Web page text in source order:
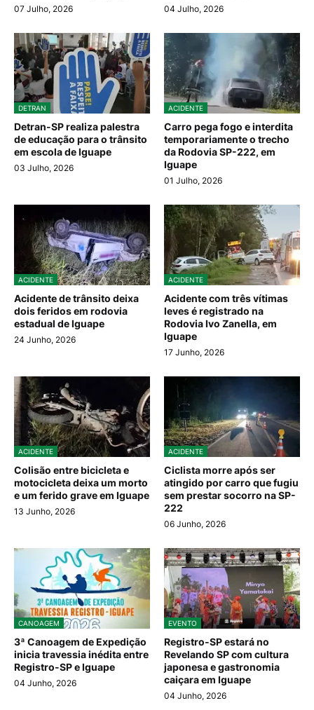
07 Julho, 2026 04 Julho, 2026
DETRAN
Detran-SP realiza palestra
de educação para o trânsito
em escola de Iguape
03 Julho, 2026
ACIDENTE
Carro pega fogo e interdita
temporariamente o trecho
da Rodovia SP-222, em
Iguape
01 Julho, 2026
ACIDENTE
Acidente de trânsito deixa
dois feridos em rodovia
estadual de Iguape
24 Junho, 2026
ACIDENTE
Acidente com três vítimas
leves é registrado na
Rodovia Ivo Zanella, em
Iguape
17 Junho, 2026
ACIDENTE
Colisão entre bicicleta e
motocicleta deixa um morto
e um ferido grave em Iguape
13 Junho, 2026
ACIDENTE
Ciclista morre após ser
atingido por carro que fugiu
sem prestar socorro na SP-
222
06 Junho, 2026
CANOAGEM
3ª Canoagem de Expedição
inicia travessia inédita entre
Registro-SP e Iguape
04 Junho, 2026
EVENTO
Registro-SP estará no
Revelando SP com cultura
japonesa e gastronomia
caiçara em Iguape
04 Junho, 2026